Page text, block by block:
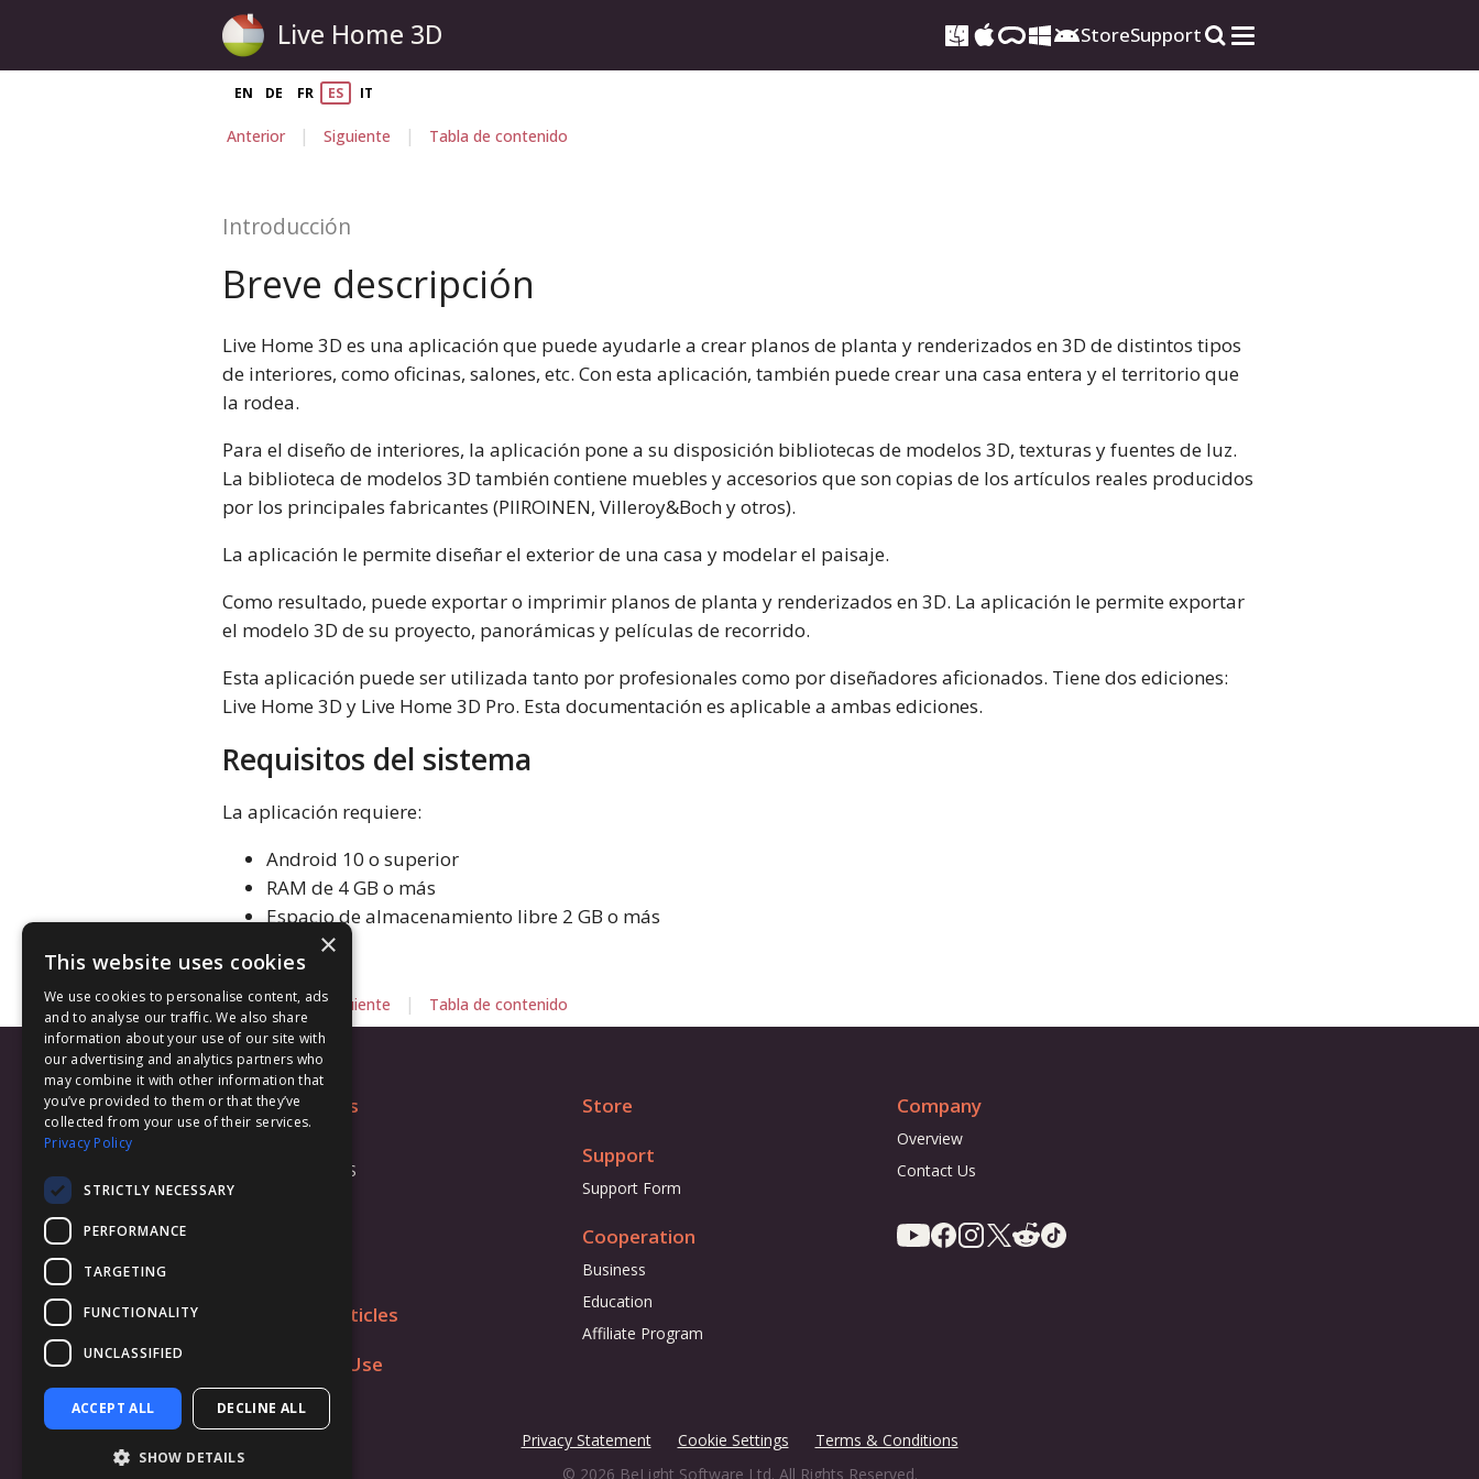
Live Home 3D StoreSupport
EN DE FR ES IT
Anterior | Siguiente | Tabla de contenido
Introducción
Breve descripción
Live Home 3D es una aplicación que puede ayudarle a crear planos de planta y renderizados en 3D de distintos tipos
de interiores, como oficinas, salones, etc. Con esta aplicación, también puede crear una casa entera y el territorio que
la rodea.
Para el diseño de interiores, la aplicación pone a su disposición bibliotecas de modelos 3D, texturas y fuentes de luz.
La biblioteca de modelos 3D también contiene muebles y accesorios que son copias de los artículos reales producidos
por los principales fabricantes (PIIROINEN, Villeroy&Boch y otros).
La aplicación le permite diseñar el exterior de una casa y modelar el paisaje.
Como resultado, puede exportar o imprimir planos de planta y renderizados en 3D. La aplicación le permite exportar
el modelo 3D de su proyecto, panorámicas y películas de recorrido.
Esta aplicación puede ser utilizada tanto por profesionales como por diseñadores aficionados. Tiene dos ediciones:
Live Home 3D y Live Home 3D Pro. Esta documentación es aplicable a ambas ediciones.
Requisitos del sistema
La aplicación requiere:
Android 10 o superior
RAM de 4 GB o más
Espacio de almacenamiento libre 2 GB o más
Anterior | Siguiente | Tabla de contenido
Platforms
iOS / iPadOS
Useful Articles
Fields of Use
Store
Support
Support Form
Cooperation
Business
Education
Affiliate Program
Company
Overview
Contact Us
Privacy Statement Cookie Settings
Terms & Conditions
© 2026 BeLight Software Ltd. All Rights Reserved.
×
This website uses cookies
We use cookies to personalise content, ads
and to analyse our traffic. We also share
information about your use of our site with
our advertising and analytics partners who
may combine it with other information that
you’ve provided to them or that they’ve
collected from your use of their services.
Privacy Policy
STRICTLY NECESSARY
PERFORMANCE
TARGETING
FUNCTIONALITY
UNCLASSIFIED
ACCEPT ALL DECLINE ALL
SHOW DETAILS